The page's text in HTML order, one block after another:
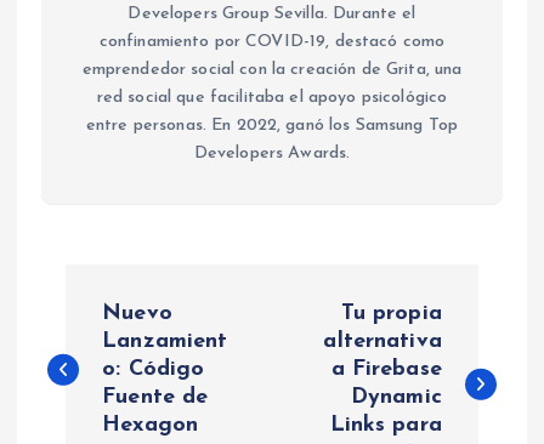
Developers Group Sevilla. Durante el
confinamiento por COVID-19, destacó como
emprendedor social con la creación de Grita, una
red social que facilitaba el apoyo psicológico
entre personas. En 2022, ganó los Samsung Top
Developers Awards.
a
Nuevo
Lanzamient
o: Código
Fuente de
Hexagon
Tu propia
alternativa
a Firebase
Dynamic
Links para